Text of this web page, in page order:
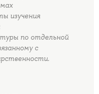
изучения
по отдельной
с